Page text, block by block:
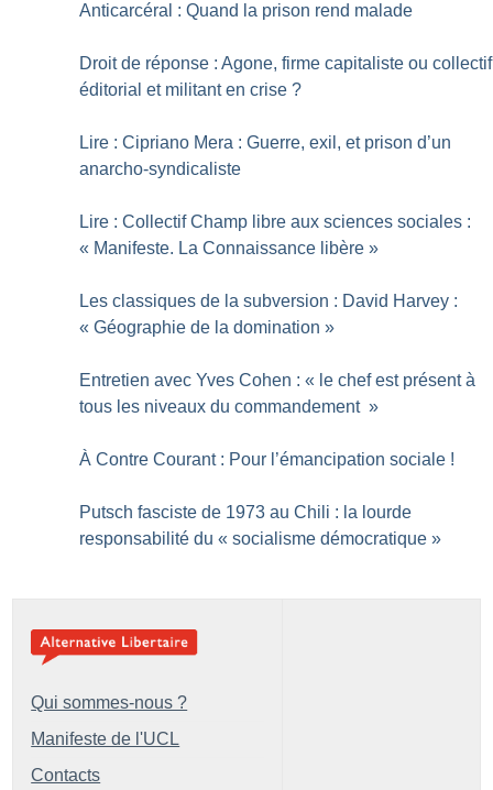
Anticarcéral : Quand la prison rend malade
Droit de réponse : Agone, firme capitaliste ou collectif
éditorial et militant en crise ?
Lire : Cipriano Mera : Guerre, exil, et prison d’un
anarcho-syndicaliste
Lire : Collectif Champ libre aux sciences sociales :
« Manifeste. La Connaissance libère »
Les classiques de la subversion : David Harvey :
« Géographie de la domination »
Entretien avec Yves Cohen : « le chef est présent à
tous les niveaux du commandement »
À Contre Courant : Pour l’émancipation sociale !
Putsch fasciste de 1973 au Chili : la lourde
responsabilité du « socialisme démocratique »
Qui sommes-nous ?
Manifeste de l'UCL
Contacts